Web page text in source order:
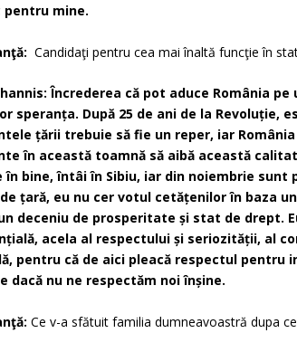
pentru mine.
Candidaţi pentru cea mai înaltă funcţie în
Încrederea că pot aduce România
speranța. După 25 de ani de la Revoluție,
țării trebuie să fie un reper, iar
în această toamnă să aibă această
în bine, întâi în Sibiu, iar din noiembrie
țară, eu nu cer votul cetățenilor în baza
deceniu de prosperitate și stat de drept.
acela al respectului și seriozității, al
pentru că de aici pleacă respectul pentru
dacă nu ne respectăm noi înșine.
Ce v-a sfătuit familia dumneavoastră dupa